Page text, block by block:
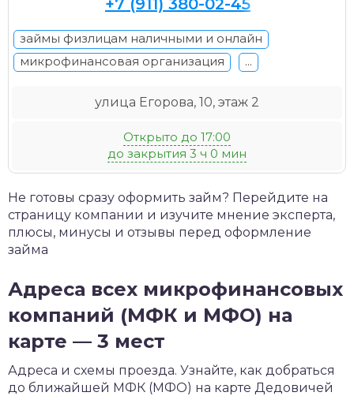
+7 (911) 380-02-45
займы физлицам наличными и онлайн
микрофинансовая организация
...
улица Егорова, 10, этаж 2
Открыто до 17:00
до закрытия 3 ч 0 мин
Не готовы сразу оформить займ? Перейдите на
страницу компании и изучите мнение эксперта,
плюсы, минусы и отзывы перед оформление
займа
Адреса всех микрофинансовых
компаний (МФК и МФО) на
карте — 3 мест
Адреса и схемы проезда. Узнайте, как добраться
до ближайшей МФК (МФО) на карте Дедовичей